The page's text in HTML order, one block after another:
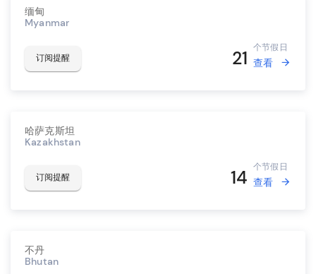
缅甸
Myanmar
订阅提醒 21 个节假日
查看
哈萨克斯坦
Kazakhstan
订阅提醒 14 个节假日
查看
不丹
Bhutan